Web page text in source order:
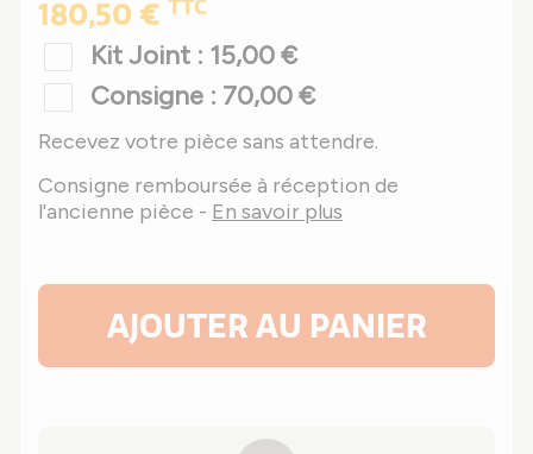
180,50 € TTC
Kit Joint : 15,00 €
Consigne : 70,00 €
Recevez votre pièce sans attendre.
Consigne remboursée à réception de
l'ancienne pièce - En savoir plus
AJOUTER AU PANIER